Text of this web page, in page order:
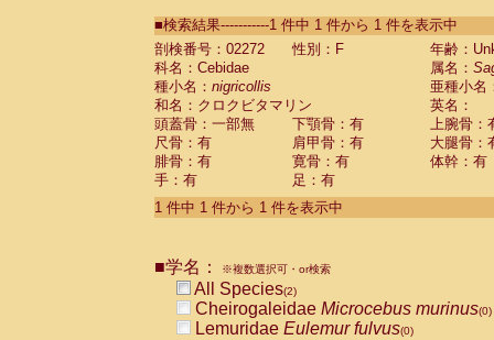
CebidaeSaguinus labiatus(0)
Cebidae Saguinus leucopus (0)
Cebidae
CebidaeSaguinus mystax
CebidaeSaguinus nigricollis (1)
Cebidae Saguinus oedipus
Cebidae Saguinus weddelli
Cebidae Saguinusspp.
Cebidae Aotus trivirgatus
Cebidae Cebus albifrons
CebidaeCebus nigrivittatus
CebidaeCebus
CebidaeSaimiri boliviensis(0)
CebidaeSaimiri sciureus(0)
■検索結果-----------1 件中 1 件から 1 件を表示中
剖検番号：02272
性別：F
年齢：
科名：Cebidae
属名：
種小名： nigricollis
亜種小名
和名：クロクビタマリン
英名：
頭蓋骨：一部無
下顎骨：有
上腕骨：
尺骨：有
肩甲骨：有
大腿骨：
腓骨：有
寛骨：有
体幹：有
手：有
足：有
1 件中 1 件から 1 件を表示中
■学名： ※複数選択可・or検索
All Species(2)
Cheirogaleidae Microcebus murinus(0)
Lemuridae Eulemur fulvus(0)